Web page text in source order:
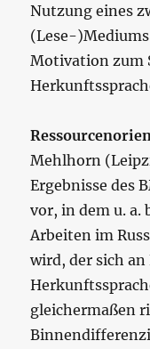
Nutzung eines
(Lese-
Motivation zum
Mehlhorn
Ergebnisse des
vor, in dem u.
Arbeiten im
wird, der sich
gleichermaßen